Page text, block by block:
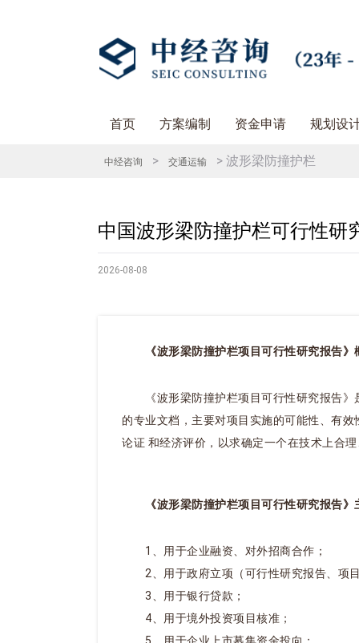
首页 方案编制 资金申请 规划设
中经咨询 > 交通运输 > 波形梁防撞护栏
中国波形梁防撞护栏可行性研
2026-08-08
《波形梁防撞护栏项目可行性研究报告》
《波形梁防撞护栏项目可行性研究报告》
的专业文档，主要对项目实施的可能性、有
论证 和经济评价，以求确定一个在技术上合
《波形梁防撞护栏项目可行性研究报告》
1、用于企业融资、对外招商合作；
2、用于政府立项（可行性研究报告、项
3、用于银行贷款；
4、用于境外投资项目核准；